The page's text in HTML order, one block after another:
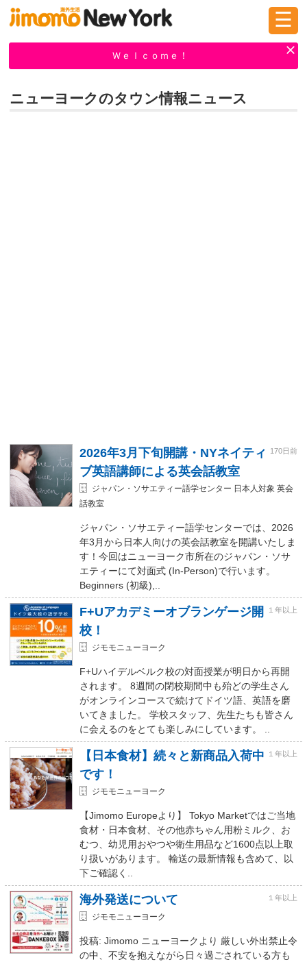
☰
Ｗｅｌｃｏｍｅ！
ニューヨークのタウン情報ニュース
2026年3月下旬開講・NYネイティ
ブ英語講師による英会話教室
170日前
ジャパン・ソサエティー語学センター 日本人対象 英会
話教室
ジャパン・ソサエティー語学センターでは、2026
年3月から日本人向けの英会話教室を開講いたしま
す！今回はニューヨーク市所在のジャパン・ソサ
エティーにて対面式 (In-Person)で行います。
Beginners (初級),..
F+Uアカデミーオブランゲージ開
校！
１年以上
ジモモニューヨーク
F+Uハイデルベルク校の対面授業が明日から再開
されます。 8週間の閉校期間中も殆どの学生さん
がオンラインコースで続けてドイツ語、英語を磨
いてきました。 学校スタッフ、先生たちも皆さん
に会えるのをとても楽しみにしています。 ..
【日本食材】続々と新商品入荷中
です！
１年以上
ジモモニューヨーク
【Jimomo Europeより】 Tokyo Marketではご当地
食材・日本食材、その他赤ちゃん用粉ミルク、お
むつ、幼児用おやつや衛生用品など1600点以上取
り扱いがあります。 輸送の最新情報も含めて、以
下ご確認く..
海外発送について １年以上
ジモモニューヨーク
投稿: Jimomo ニューヨークより 厳しい外出禁止令
の中、不安を抱えながら日々過ごされている方も